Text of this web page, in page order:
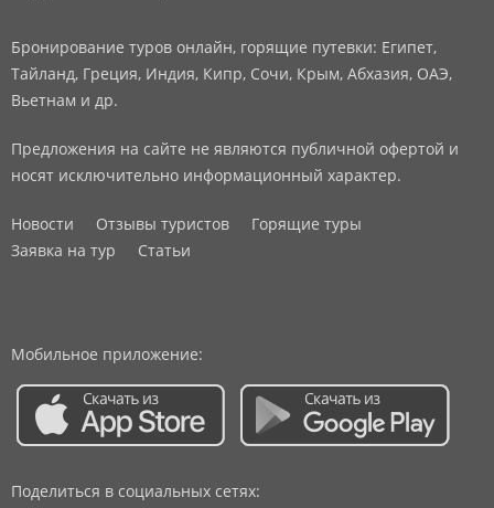
Бронирование туров онлайн, горящие путевки: Египет,
Тайланд, Греция, Индия, Кипр, Сочи, Крым, Абхазия, ОАЭ,
Вьетнам и др.
Предложения на сайте не являются публичной офертой и
носят исключительно информационный характер.
Новости Отзывы туристов
Горящие туры
Заявка на тур
Статьи
Мобильное приложение:
Поделиться в социальных сетях: